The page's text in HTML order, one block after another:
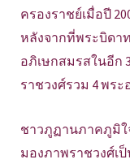
ครองราชย์เมื่อปี
หลังจากที่พระบิดา
อภิเษกสมรสในอีก
ราชวงศ์รวม 4 พระ
ชาวภูฏานภาคภูมิใ
มองภาพราชวงศ์เป็